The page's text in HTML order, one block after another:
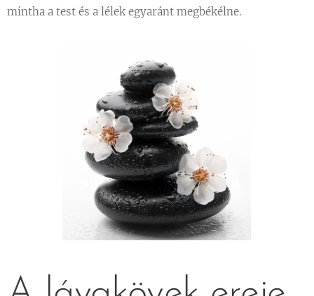
mintha a test és a lélek egyaránt megbékélne.